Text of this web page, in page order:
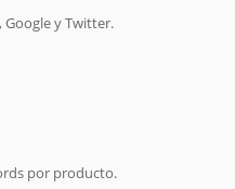
Google y Twitter.
por producto.